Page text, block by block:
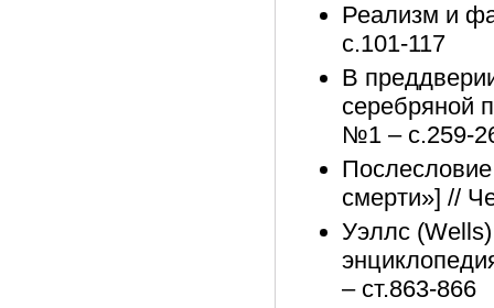
Реализм и
с.101-117
В
серебряной
№1 – с.259-
смерти»] //
Уэллс
– ст.863-866